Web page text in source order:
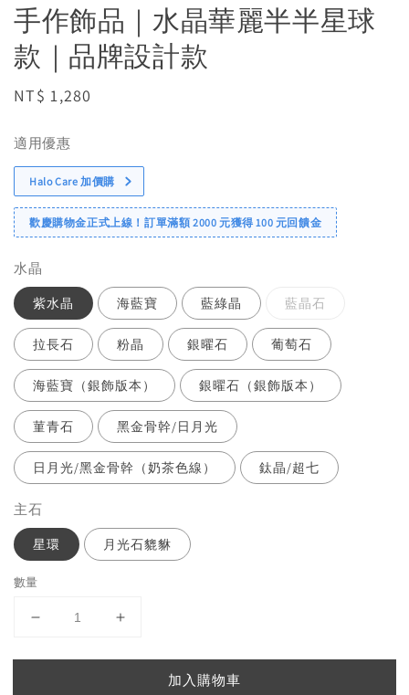
手作飾品｜水晶華麗半半星球
款｜品牌設計款
Regular
NT$ 1,280
適用優惠
Halo Care 加價購
歡慶購物金正式上線！訂單滿額 2000 元獲得 100 元回饋金
水晶
紫水晶 海藍寶 藍綠晶 藍晶石
拉長石 粉晶 銀曜石 葡萄石
海藍寶（銀飾版本） 銀曜石（銀飾版本）
菫青石 黑金骨幹/日月光
日月光/黑金骨幹（奶茶色線） 鈦晶/超七
主石
星環 月光石貔貅
數量
加入購物車